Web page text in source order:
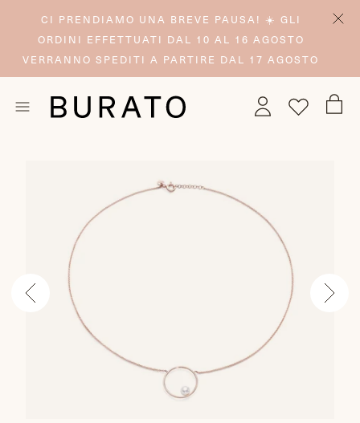
CI PRENDIAMO UNA BREVE PAUSA! ☀️ GLI
ORDINI EFFETTUATI DAL 10 AL 16 AGOSTO
VERRANNO SPEDITI A PARTIRE DAL 17 AGOSTO